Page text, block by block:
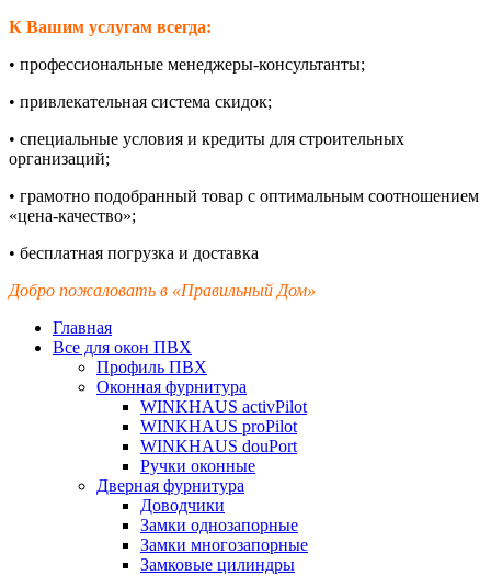
К Вашим услугам всегда:
• профессиональные менеджеры-консультанты;
• привлекательная система скидок;
• специальные условия и кредиты для строительных
организаций;
• грамотно подобранный товар с оптимальным соотношением
«цена-качество»;
• бесплатная погрузка и доставка
Добро пожаловать в «Правильный Дом»
Главная
Все для окон ПВХ
Профиль ПВХ
Оконная фурнитура
WINKHAUS activPilot
WINKHAUS proPilot
WINKHAUS douPort
Ручки оконные
Дверная фурнитура
Доводчики
Замки однозапорные
Замки многозапорные
Замковые цилиндры